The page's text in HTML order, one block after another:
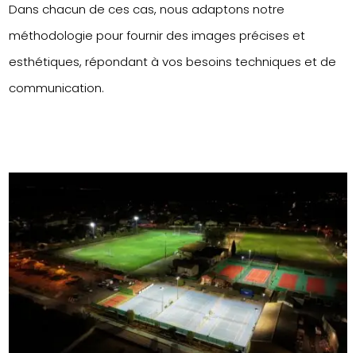
Dans chacun de ces cas, nous adaptons notre
méthodologie pour fournir des images précises et
esthétiques, répondant à vos besoins techniques et de
communication.